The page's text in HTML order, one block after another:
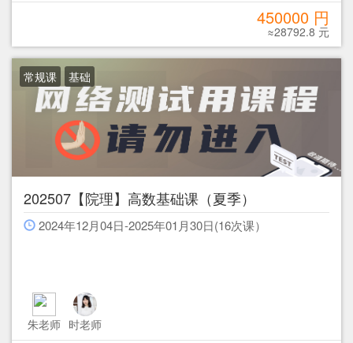
450000 円
≈28792.8 元
常规课 基础
202507【院理】高数基础课（夏季）
2024年12月04日-2025年01月30日(16次课）
朱老师 时老师